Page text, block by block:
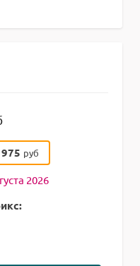
руб
2026